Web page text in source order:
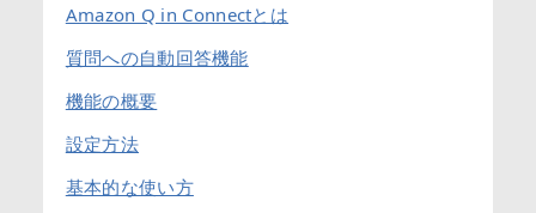
Amazon Q in Connectとは
質問への自動回答機能
機能の概要
設定方法
基本的な使い方